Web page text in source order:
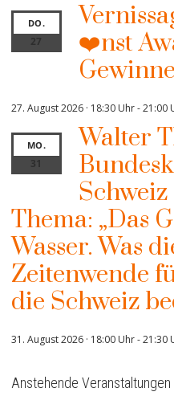
DO.
27
❤️nst
27. August 2026 · 18:30 Uhr-21:00
MO.
31
Walter
Schweiz
Thema: „Das
Wasser. Was
Zeitenwende
die Schweiz
31. August 2026 · 18:00 Uhr-21:30
Anstehende Veranstaltungen